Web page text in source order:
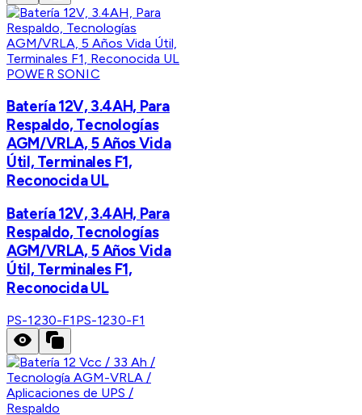
POWER SONIC
Batería 12V, 3.4AH, Para
Respaldo, Tecnologías
AGM/VRLA, 5 Años Vida
Útil, Terminales F1,
Reconocida UL
Batería 12V, 3.4AH, Para
Respaldo, Tecnologías
AGM/VRLA, 5 Años Vida
Útil, Terminales F1,
Reconocida UL
PS-1230-F1 PS-1230-F1